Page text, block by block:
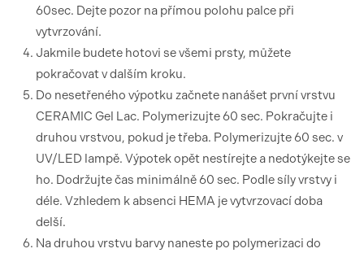
60sec. Dejte pozor na přímou polohu palce při
vytvrzování.
Jakmile budete hotovi se všemi prsty, můžete
pokračovat v dalším kroku.
Do nesetřeného výpotku začnete nanášet první vrstvu
CERAMIC Gel Lac. Polymerizujte 60 sec. Pokračujte i
druhou vrstvou, pokud je třeba. Polymerizujte 60 sec. v
UV/LED lampě. Výpotek opět nestírejte a nedotýkejte se
ho. Dodržujte čas minimálně 60 sec. Podle síly vrstvy i
déle. Vzhledem k absenci HEMA je vytvrzovací doba
delší.
Na druhou vrstvu barvy naneste po polymerizaci do